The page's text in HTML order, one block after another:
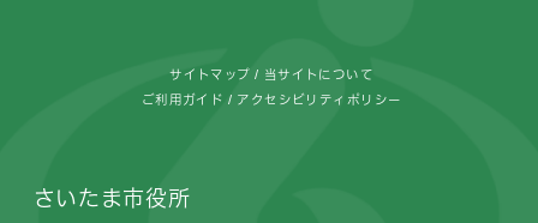
サイトマップ 当サイトについて
ご利用ガイド アクセシビリティポリシー
さいたま市役所